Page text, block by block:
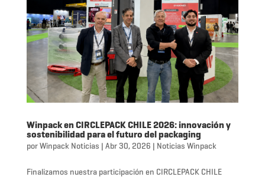
Winpack en CIRCLEPACK CHILE 2026: innovación y
sostenibilidad para el futuro del packaging
porWinpack Noticias | Abr 30, 2026 | Noticias Winpack
Finalizamos nuestra participación en CIRCLEPACK CHILE